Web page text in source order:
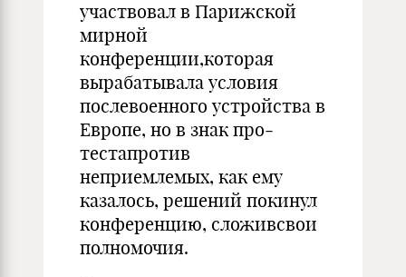
участвовал в Парижской
мирной
конференции,которая
выраба­тывала условия
послевоенного устройства в
Европе, но в знак про­
тестапротив
неприемлемых, как ему
казалось, решений покинул
кон­ференцию, сложивсвои
полномочия.